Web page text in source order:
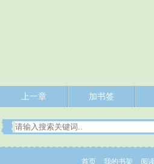
上一章 加书签
首页 我的书架 阅